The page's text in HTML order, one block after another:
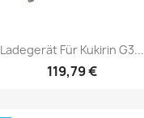
Ladegerät Für Kukirin G3...
119,79 €